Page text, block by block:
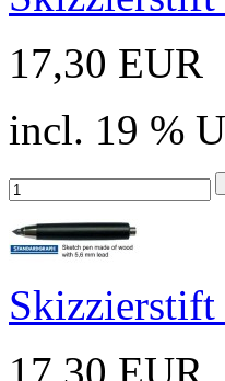
17,30 EUR
incl. 19 %
17,30 EUR